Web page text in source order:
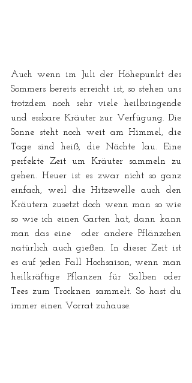
Auch wenn im Juli der Höhepunkt des
Sommers bereits erreicht ist, so stehen uns
trotzdem noch sehr viele heilbringende
und essbare Kräuter zur Verfügung. Die
Sonne steht noch weit am Himmel, die
Tage sind heiß, die Nächte lau. Eine
perfekte Zeit um Kräuter sammeln zu
gehen. Heuer ist es zwar nicht so ganz
einfach, weil die Hitzewelle auch den
Kräutern zusetzt doch wenn man so wie
so wie ich einen Garten hat, dann kann
man das eine  oder andere Pflänzchen
natürlich auch gießen. In dieser Zeit ist
es auf jeden Fall Hochsaison, wenn man
heilkräftige Pflanzen für Salben oder
Tees zum Trocknen sammelt. So hast du
immer einen Vorrat zuhause.